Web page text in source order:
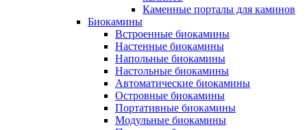
Каменные порталы для каминов
Биокамины
Встроенные биокамины
Настенные биокамины
Напольные биокамины
Настольные биокамины
Автоматические биокамины
Островные биокамины
Портативные биокамины
Модульные биокамины